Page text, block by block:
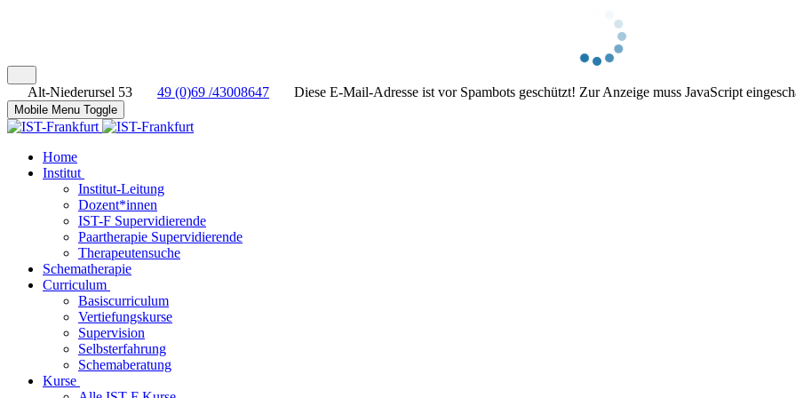
Alt-Niederursel 53 49 (0)69 /43008647 Diese E-Mail-Adresse ist vor Spambots geschützt! Zur Anzeige muss JavaScript
Mobile Menu Toggle
Home
Institut
Institut-Leitung
Dozent*innen
IST-F Supervidierende
Paartherapie Supervidierende
Therapeutensuche
Schematherapie
Curriculum
Basiscurriculum
Vertiefungskurse
Supervision
Selbsterfahrung
Schemaberatung
Kurse